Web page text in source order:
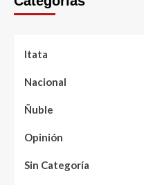
Itata
Nacional
Ñuble
Opinión
Sin Categoría